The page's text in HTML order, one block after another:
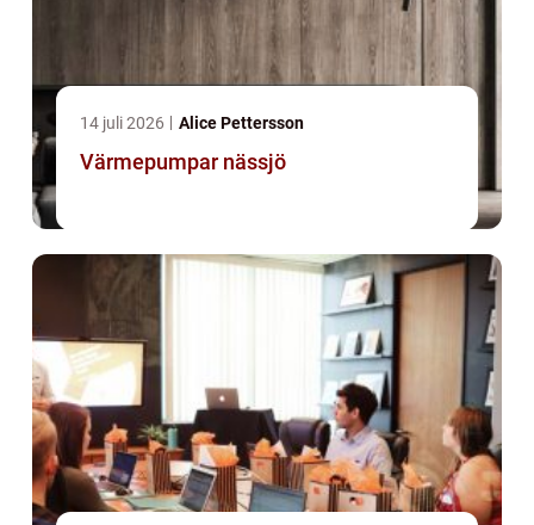
14 juli 2026 Alice Pettersson
Värmepumpar nässjö